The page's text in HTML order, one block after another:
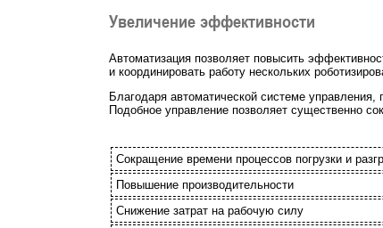
Увеличение эффективности
Автоматизация позволяет повысить
и координировать работу нескольких
Благодаря автоматической системе
Подобное управление позволяет существенно
Сокращение времени процессов погрузки и
Повышение производительности
Снижение затрат на рабочую силу